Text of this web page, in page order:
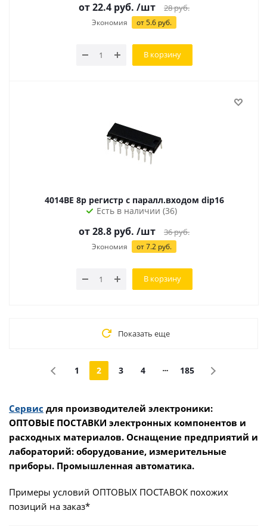
от 22.4 руб. /шт 28руб.
Экономия от 5.6 руб.
В корзину
4014BE 8р регистр с паралл.входом dip16
Есть в наличии (36)
от 28.8 руб. /шт 36руб.
Экономия от 7.2 руб.
В корзину
Показать еще
1 2 3 4 185
Сервис для производителей электроники:
ОПТОВЫЕ ПОСТАВКИ электронных компонентов и
расходных материалов. Оснащение предприятий и
лабораторий: оборудование, измерительные
приборы. Промышленная автоматика.
Примеры условий ОПТОВЫХ ПОСТАВОК похожих
позиций на заказ*